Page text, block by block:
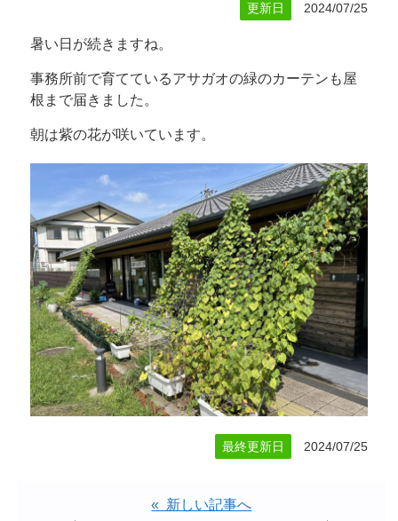
更新日 2024/07/25
暑い日が続きますね。
事務所前で育てているアサガオの緑のカーテンも屋
根まで届きました。
朝は紫の花が咲いています。
最終更新日 2024/07/25
« 新しい記事へ